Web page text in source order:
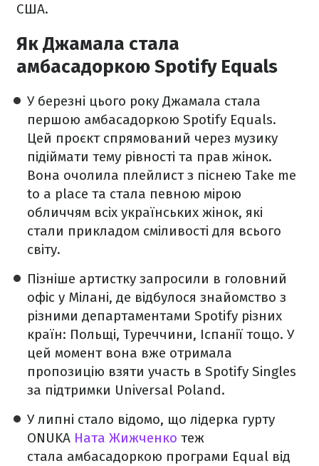
США.
Як Джамала стала
амбасадоркою Spotify Equals
У березні цього року Джамала стала
першою амбасадоркою Spotify Equals.
Цей проєкт спрямований через музику
підіймати тему рівності та прав жінок.
Вона очолила плейлист з піснею Take me
to a place та стала певною мірою
обличчям всіх українських жінок, які
стали прикладом сміливості для всього
світу.
Пізніше артистку запросили в головний
офіс у Мілані, де відбулося знайомство з
різними департаментами Spotify різних
країн: Польщі, Туреччини, Іспанії тощо. У
цей момент вона вже отримала
пропозицію взяти участь в Spotify Singles
за підтримки Universal Poland.
У липні стало відомо, що лідерка гурту
ONUKA Ната Жижченко теж
стала амбасадоркою програми Equal від